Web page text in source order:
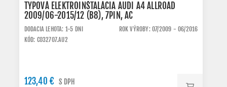
TYPOVÁ ELEKTROINŠTALÁCIA AUDI A4 ALLROAD
2009/06-2015/12 (B8), 7PIN, AC
DODACIA LEHOTA: 1-5 DNI
ROK VÝROBY: 07/2009 - 06/2016
KÓD: C032707.AU2
123,40 € S DPH